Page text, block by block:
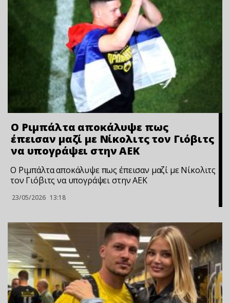
Ο Ριμπάλτα αποκάλυψε πως
έπεισαν μαζί με Νίκολιτς τον Γιόβιτς
να υπογράψει στην ΑΕΚ
Ο Ριμπάλτα αποκάλυψε πως έπεισαν μαζί με Νίκολιτς
τον Γιόβιτς να υπογράψει στην ΑΕΚ
23/05/2026 13:18